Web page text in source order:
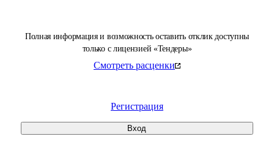
Полная информация и возможность оставить отклик доступны
только с лицензией «Тендеры»
Смотреть расценки
Регистрация
Вход